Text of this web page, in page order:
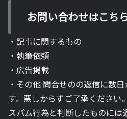
お問い合わせはこち
・記事に関するもの
・執筆依頼
・広告掲載
・その他 問合せのの返信に数
す。悪しからずご了承ください
スパム行為と判断したものには